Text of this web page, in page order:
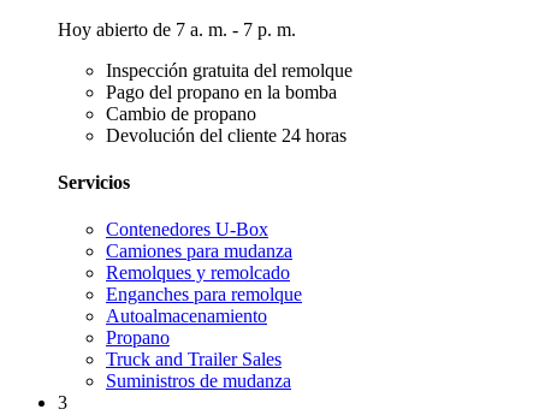
Hoy abierto de 7 a. m. - 7 p. m.
Inspección gratuita del remolque
Pago del propano en la bomba
Cambio de propano
Devolución del cliente 24 horas
Servicios
Contenedores U-Box
Camiones para mudanza
Remolques y remolcado
Enganches para remolque
Autoalmacenamiento
Propano
Truck and Trailer Sales
Suministros de mudanza
3